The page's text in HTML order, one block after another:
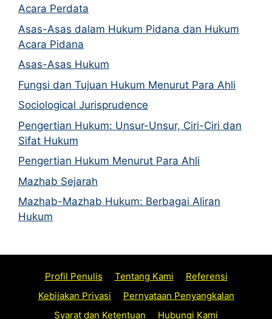
Acara Perdata
Asas-Asas dalam Hukum Pidana dan Hukum
Acara Pidana
Asas-Asas Hukum
Fungsi dan Tujuan Hukum Menurut Para Ahli
Sociological Jurisprudence
Pengertian Hukum: Unsur-Unsur, Ciri-Ciri dan
Sifat Hukum
Pengertian Hukum Menurut Para Ahli
Mazhab Sejarah
Mazhab-Mazhab Hukum: Berbagai Aliran
Hukum
Profil Penulis Tentang Kami
Referensi
Kebijakan Privasi
Pernyataan Penyangkalan
Syarat dan Ketentuan
Hubungi Kami